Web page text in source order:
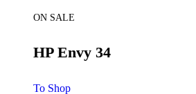
ON SALE
HP Envy 34
To Shop